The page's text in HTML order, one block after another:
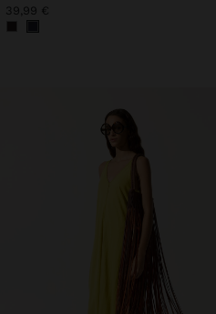
39,99 €